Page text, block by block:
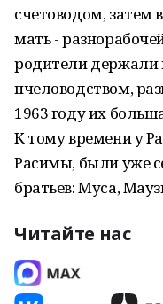
счетоводом, затем
мать -
родители держали
пчеловодством,
1963 году их
К тому времени у
Расимы, были уже
братьев: Муса,
Читайте нас